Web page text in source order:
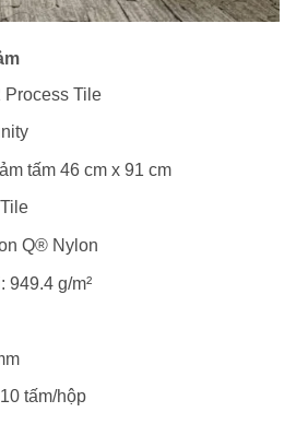
Process Tile
tấm 46 cm x 91 cm
Q® Nylon
g/m²
tấm/hộp